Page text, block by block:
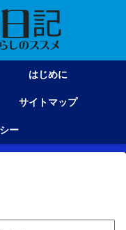
はじめに
サイトマップ
ー